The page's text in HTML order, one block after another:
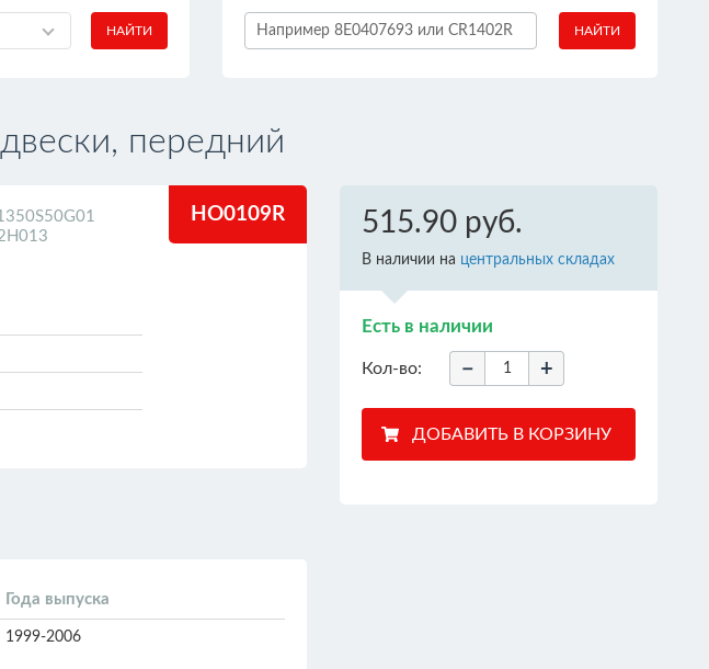
НАЙТИ НАЙТИ
передний
HO0109R
Года выпуска
1999-2006
515.90 руб.
В наличии на центральных складах
Есть в наличии
Кол-во: − +